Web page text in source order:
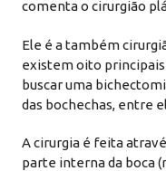
comenta o cirurgião
Ele é a também
existem oito principais
buscar uma
das bochechas, entre
A cirurgia é feita
parte interna da boca